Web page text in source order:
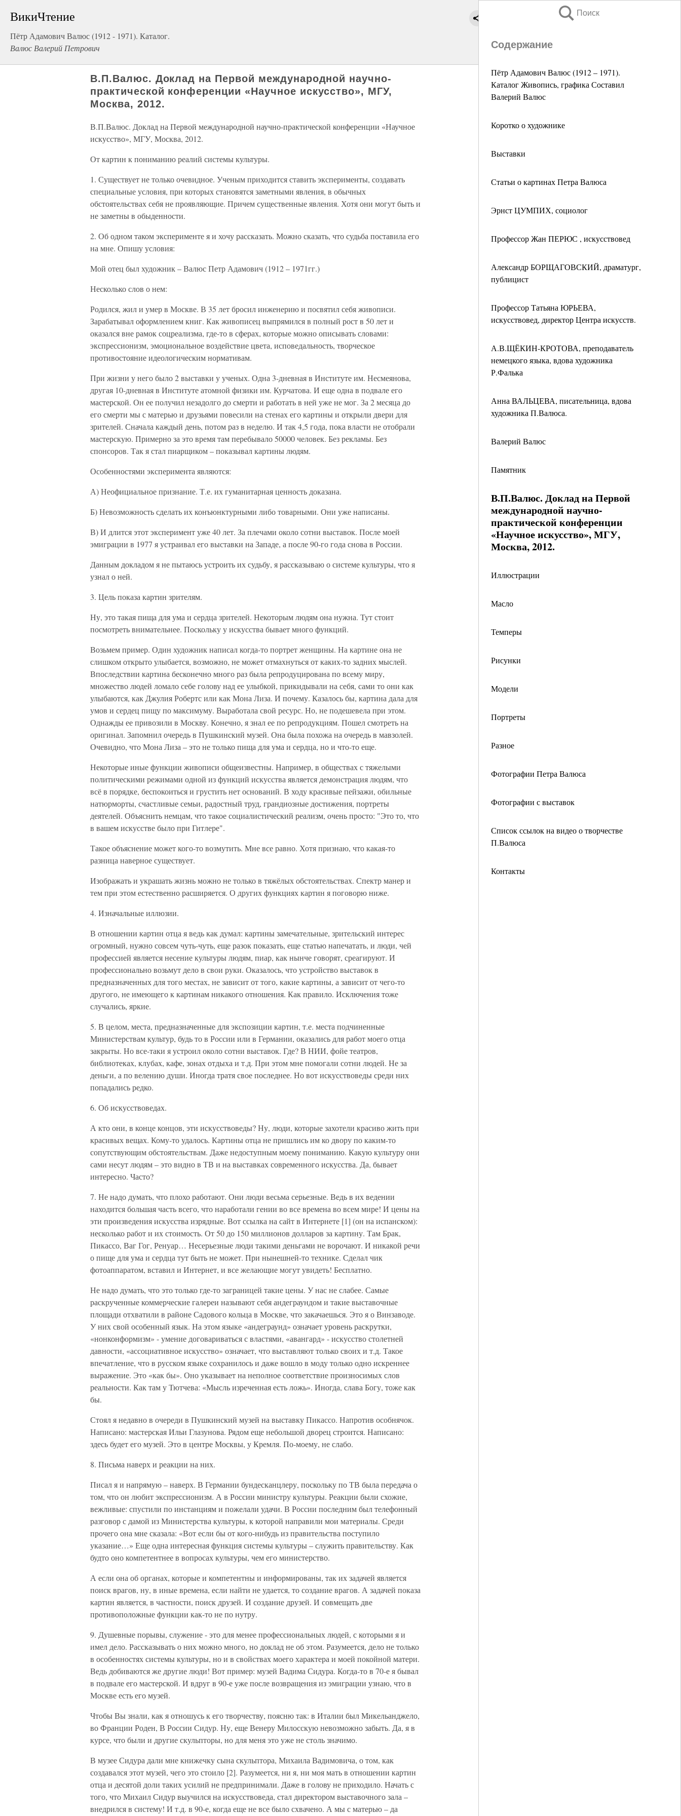
ВикиЧтение
Пётр Адамович Валюс (1912 - 1971). Каталог.
Валюс Валерий Петрович
Поиск
Содержание
Пётр Адамович Валюс (1912 – 1971).
Каталог Живопись, графика Составил
Валерий Валюс
Коротко о художнике
Выставки
Статьи о картинах Петра Валюса
Эрнст ЦУМПИХ, социолог
Профессор Жан ПЕРЮС , искусствовед
Александр БОРЩАГОВСКИЙ, драматург,
публицист
Профессор Татьяна ЮРЬЕВА,
искусствовед, директор Центра искусств.
А.В.ЩЁКИН-КРОТОВА, преподаватель
немецкого языка, вдова художника
Р.Фалька
Анна ВАЛЬЦЕВА, писательница, вдова
художника П.Валюса.
Валерий Валюс
Памятник
В.П.Валюс. Доклад на Первой
международной научно-
практической конференции
«Научное искусство», МГУ,
Москва, 2012.
Иллюстрации
Масло
Темперы
Рисунки
Модели
Портреты
Разное
Фотографии Петра Валюса
Фотографии с выставок
Список ссылок на видео о творчестве
П.Валюса
Контакты
В.П.Валюс. Доклад на Первой международной научно-
практической конференции «Научное искусство», МГУ,
Москва, 2012.
В.П.Валюс. Доклад на Первой международной научно-практической конференции «Научное
искусство», МГУ, Москва, 2012.
От картин к пониманию реалий системы культуры.
1. Существует не только очевидное. Ученым приходится ставить эксперименты, создавать
специальные условия, при которых становятся заметными явления, в обычных
обстоятельствах себя не проявляющие. Причем существенные явления. Хотя они могут быть и
не заметны в обыденности.
2. Об одном таком эксперименте я и хочу рассказать. Можно сказать, что судьба поставила его
на мне. Опишу условия:
Мой отец был художник – Валюс Петр Адамович (1912 – 1971гг.)
Несколько слов о нем:
Родился, жил и умер в Москве. В 35 лет бросил инженерию и посвятил себя живописи.
Зарабатывал оформлением книг. Как живописец выпрямился в полный рост в 50 лет и
оказался вне рамок соцреализма, где-то в сферах, которые можно описывать словами:
экспрессионизм, эмоциональное воздействие цвета, исповедальность, творческое
противостояние идеологическим нормативам.
При жизни у него было 2 выставки у ученых. Одна 3-дневная в Институте им. Несмеянова,
другая 10-дневная в Институте атомной физики им. Курчатова. И еще одна в подвале его
мастерской. Он ее получил незадолго до смерти и работать в ней уже не мог. За 2 месяца до
его смерти мы с матерью и друзьями повесили на стенах его картины и открыли двери для
зрителей. Сначала каждый день, потом раз в неделю. И так 4,5 года, пока власти не отобрали
мастерскую. Примерно за это время там перебывало 50000 человек. Без рекламы. Без
спонсоров. Так я стал пиарщиком – показывал картины людям.
Особенностями эксперимента являются:
А) Неофициальное признание. Т.е. их гуманитарная ценность доказана.
Б) Невозможность сделать их конъюнктурными либо товарными. Они уже написаны.
В) И длится этот эксперимент уже 40 лет. За плечами около сотни выставок. После моей
эмиграции в 1977 я устраивал его выставки на Западе, а после 90-го года снова в России.
Данным докладом я не пытаюсь устроить их судьбу, я рассказываю о системе культуры, что я
узнал о ней.
3. Цель показа картин зрителям.
Ну, это такая пища для ума и сердца зрителей. Некоторым людям она нужна. Тут стоит
посмотреть внимательнее. Поскольку у искусства бывает много функций.
Возьмем пример. Один художник написал когда-то портрет женщины. На картине она не
слишком открыто улыбается, возможно, не может отмахнуться от каких-то задних мыслей.
Впоследствии картина бесконечно много раз была репродуцирована по всему миру,
множество людей ломало себе голову над ее улыбкой, прикидывали на себя, сами то они как
улыбаются, как Джулия Робертс или как Мона Лиза. И почему. Казалось бы, картина дала для
умов и сердец пищу по максимуму. Выработала свой ресурс. Но, не подешевела при этом.
Однажды ее привозили в Москву. Конечно, я знал ее по репродукциям. Пошел смотреть на
оригинал. Запомнил очередь в Пушкинский музей. Она была похожа на очередь в мавзолей.
Очевидно, что Мона Лиза – это не только пища для ума и сердца, но и что-то еще.
Некоторые иные функции живописи общеизвестны. Например, в обществах с тяжелыми
политическими режимами одной из функций искусства является демонстрация людям, что
всё в порядке, беспокоиться и грустить нет оснований. В ходу красивые пейзажи, обильные
натюрморты, счастливые семьи, радостный труд, грандиозные достижения, портреты
деятелей. Объяснить немцам, что такое социалистический реализм, очень просто: "Это то, что
в вашем искусстве было при Гитлере".
Такое объяснение может кого-то возмутить. Мне все равно. Хотя признаю, что какая-то
разница наверное существует.
Изображать и украшать жизнь можно не только в тяжёлых обстоятельствах. Спектр манер и
тем при этом естественно расширяется. О других функциях картин я поговорю ниже.
4. Изначальные иллюзии.
В отношении картин отца я ведь как думал: картины замечательные, зрительский интерес
огромный, нужно совсем чуть-чуть, еще разок показать, еще статью напечатать, и люди, чей
профессией является несение культуры людям, пиар, как нынче говорят, среагируют. И
профессионально возьмут дело в свои руки. Оказалось, что устройство выставок в
предназначенных для того местах, не зависит от того, какие картины, а зависит от чего-то
другого, не имеющего к картинам никакого отношения. Как правило. Исключения тоже
случались, яркие.
5. В целом, места, предназначенные для экспозиции картин, т.е. места подчиненные
Министерствам культур, будь то в России или в Германии, оказались для работ моего отца
закрыты. Но все-таки я устроил около сотни выставок. Где? В НИИ, фойе театров,
библиотеках, клубах, кафе, зонах отдыха и т.д. При этом мне помогали сотни людей. Не за
деньги, а по велению души. Иногда тратя свое последнее. Но вот искусствоведы среди них
попадались редко.
6. Об искусствоведах.
А кто они, в конце концов, эти искусствоведы? Ну, люди, которые захотели красиво жить при
красивых вещах. Кому-то удалось. Картины отца не пришлись им ко двору по каким-то
сопутствующим обстоятельствам. Даже недоступным моему пониманию. Какую культуру они
сами несут людям – это видно в ТВ и на выставках современного искусства. Да, бывает
интересно. Часто?
7. Не надо думать, что плохо работают. Они люди весьма серьезные. Ведь в их ведении
находится большая часть всего, что наработали гении во все времена во всем мире! И цены на
эти произведения искусства изрядные. Вот ссылка на сайт в Интернете [1] (он на испанском):
несколько работ и их стоимость. От 50 до 150 миллионов долларов за картину. Там Брак,
Пикассо, Ваг Гог, Ренуар… Несерьезные люди такими деньгами не ворочают. И никакой речи
о пище для ума и сердца тут быть не может. При нынешней-то технике. Сделал чик
фотоаппаратом, вставил и Интернет, и все желающие могут увидеть! Бесплатно.
Не надо думать, что это только где-то заграницей такие цены. У нас не слабее. Самые
раскрученные коммерческие галереи называют себя андеграундом и такие выставочные
площади отхватили в районе Садового кольца в Москве, что закачаешься. Это я о Винзаводе.
У них свой особенный язык. На этом языке «андеграунд» означает уровень раскрутки,
«нонконформизм» - умение договариваться с властями, «авангард» - искусство столетней
давности, «ассоциативное искусство» означает, что выставляют только своих и т.д. Такое
впечатление, что в русском языке сохранилось и даже вошло в моду только одно искреннее
выражение. Это «как бы». Оно указывает на неполное соответствие произносимых слов
реальности. Как там у Тютчева: «Мысль изреченная есть ложь». Иногда, слава Богу, тоже как
бы.
Стоял я недавно в очереди в Пушкинский музей на выставку Пикассо. Напротив особнячок.
Написано: мастерская Ильи Глазунова. Рядом еще небольшой дворец строится. Написано:
здесь будет его музей. Это в центре Москвы, у Кремля. По-моему, не слабо.
8. Письма наверх и реакции на них.
Писал я и напрямую – наверх. В Германии бундесканцлеру, поскольку по ТВ была передача о
том, что он любит экспрессионизм. А в России министру культуры. Реакции были схожие,
вежливые: спустили по инстанциям и пожелали удачи. В России последним был телефонный
разговор с дамой из Министерства культуры, к которой направили мои материалы. Среди
прочего она мне сказала: «Вот если бы от кого-нибудь из правительства поступило
указание…» Еще одна интересная функция системы культуры – служить правительству. Как
будто оно компетентнее в вопросах культуры, чем его министерство.
А если она об органах, которые и компетентны и информированы, так их задачей является
поиск врагов, ну, в иные времена, если найти не удается, то создание врагов. А задачей показа
картин является, в частности, поиск друзей. И создание друзей. И совмещать две
противоположные функции как-то не по нутру.
9. Душевные порывы, служение - это для менее профессиональных людей, с которыми я и
имел дело. Рассказывать о них можно много, но доклад не об этом. Разумеется, дело не только
в особенностях системы культуры, но и в свойствах моего характера и моей покойной матери.
Ведь добиваются же другие люди! Вот пример: музей Вадима Сидура. Когда-то в 70-е я бывал
в подвале его мастерской. И вдруг в 90-е уже после возвращения из эмиграции узнаю, что в
Москве есть его музей.
Чтобы Вы знали, как я отношусь к его творчеству, поясню так: в Италии был Микельанджело,
во Франции Роден, В России Сидур. Ну, еще Венеру Милосскую невозможно забыть. Да, я в
курсе, что были и другие скульпторы, но для меня это уже не столь значимо.
В музее Сидура дали мне книжечку сына скульптора, Михаила Вадимовича, о том, как
создавался этот музей, чего это стоило [2]. Разумеется, ни я, ни моя мать в отношении картин
отца и десятой доли таких усилий не предпринимали. Даже в голову не приходило. Начать с
того, что Михаил Сидур выучился на искусствоведа, стал директором выставочного зала –
внедрился в систему! И т.д. в 90-е, когда еще не все было схвачено. А мы с матерью – да